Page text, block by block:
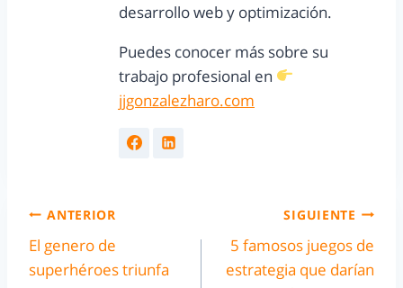
desarrollo web y optimización.
Puedes conocer más sobre su
trabajo profesional en
jjgonzalezharo.com
ANTERIOR
El genero de
superhéroes triunfa
SIGUIENTE
5 famosos juegos de
estrategia que darían